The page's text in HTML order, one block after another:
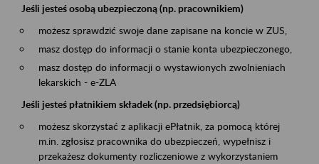
Jeśli jesteś osobą ubezpieczoną (np. pracownikiem)
możesz sprawdzić swoje dane zapisane na koncie w ZUS,
masz dostęp do informacji o stanie konta ubezpieczonego,
masz dostęp do informacji o wystawionych zwolnieniach
lekarskich - e-ZLA
Jeśli jesteś płatnikiem składek (np. przedsiębiorcą)
możesz skorzystać z aplikacji ePłatnik, za pomocą której
m.in. zgłosisz pracownika do ubezpieczeń, wypełnisz i
przekażesz dokumenty rozliczeniowe z wykorzystaniem